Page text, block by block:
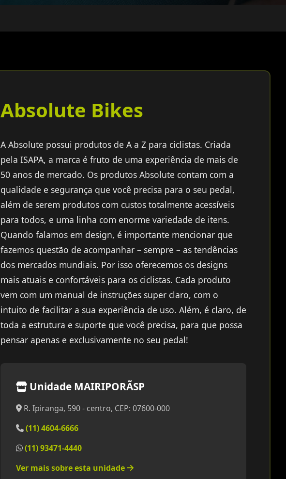
Absolute Bikes
A Absolute possui produtos de A a Z para ciclistas. Criada
pela ISAPA, a marca é fruto de uma experiência de mais de
50 anos de mercado. Os produtos Absolute contam com a
qualidade e segurança que você precisa para o seu pedal,
além de serem produtos com custos totalmente acessíveis
para todos, e uma linha com enorme variedade de itens.
Quando falamos em design, é importante mencionar que
fazemos questão de acompanhar – sempre – as tendências
dos mercados mundiais. Por isso oferecemos os designs
mais atuais e confortáveis para os ciclistas. Cada produto
vem com um manual de instruções super claro, com o
intuito de facilitar a sua experiência de uso. Além, é claro, de
toda a estrutura e suporte que você precisa, para que possa
pensar apenas e exclusivamente no seu pedal!
Unidade MAIRIPORÃSP
R. Ipiranga, 590 - centro, CEP: 07600-000
(11) 4604-6666
(11) 93471-4440
Ver mais sobre esta unidade